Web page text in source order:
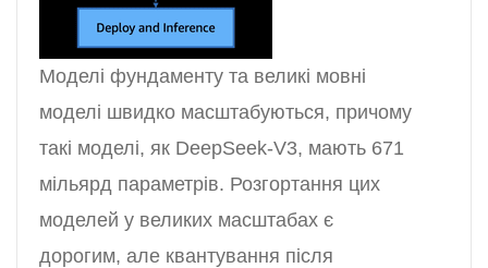
Моделі фундаменту та великі мовні
моделі швидко масштабуються, причому
такі моделі, як DeepSeek-V3, мають 671
мільярд параметрів. Розгортання цих
моделей у великих масштабах є
дорогим, але квантування після